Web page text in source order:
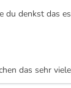
du denkst das
das sehr